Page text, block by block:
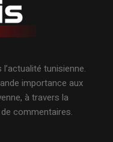
tunisienne.
importance aux
à travers la
commentaires.